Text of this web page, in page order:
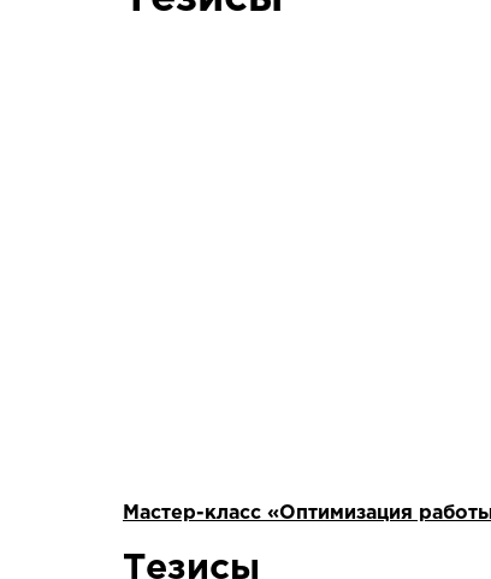
Мастер-класс «Оптимизация
Тезисы